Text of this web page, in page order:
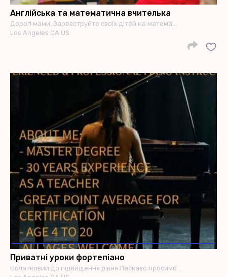
Англійська та математична вчителька
Дорогі мами, Зареєструйте своїх дітей на матема…
Los Angeles CA US
Приватні уроки фортепіано
Початковий до підвищення рівня Ласкаво просимо …